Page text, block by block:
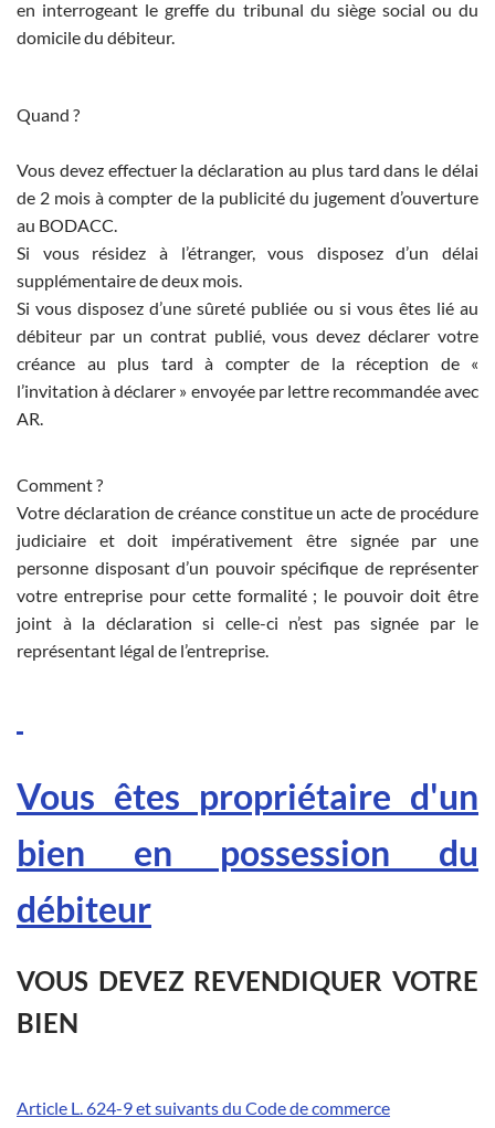
en interrogeant le greffe du tribunal du siège social ou du
domicile du débiteur.
Quand ?
Vous devez effectuer la déclaration au plus tard dans le délai
de 2 mois à compter de la publicité du jugement d’ouverture
au BODACC.
Si vous résidez à l’étranger, vous disposez d’un délai
supplémentaire de deux mois.
Si vous disposez d’une sûreté publiée ou si vous êtes lié au
débiteur par un contrat publié, vous devez déclarer votre
créance au plus tard à compter de la réception de «
l’invitation à déclarer » envoyée par lettre recommandée avec
AR.
Comment ?
Votre déclaration de créance constitue un acte de procédure
judiciaire et doit impérativement être signée par une
personne disposant d’un pouvoir spécifique de représenter
votre entreprise pour cette formalité ; le pouvoir doit être
joint à la déclaration si celle-ci n’est pas signée par le
représentant légal de l’entreprise.
Vous êtes propriétaire d'un
bien en possession du
débiteur
VOUS DEVEZ REVENDIQUER VOTRE
BIEN
Article L. 624-9 et suivants du Code de commerce